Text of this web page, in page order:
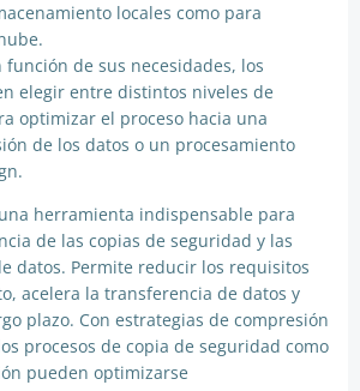
locales como para
función de sus necesidades, los
elegir entre distintos niveles de
optimizar el proceso hacia una
de los datos o un procesamiento
herramienta indispensable para
de las copias de seguridad y las
datos. Permite reducir los requisitos
acelera la transferencia de datos y
plazo. Con estrategias de compresión
procesos de copia de seguridad como
pueden optimizarse